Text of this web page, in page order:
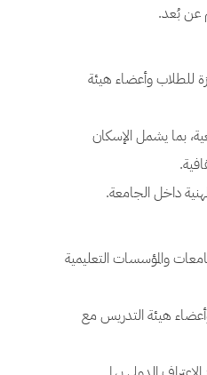
عن بُعد.
للطلاب وأعضاء هيئة
بما يشمل الإسكان
داخل الجامعة.
والمؤسسات التعليمية
هيئة التدريس مع